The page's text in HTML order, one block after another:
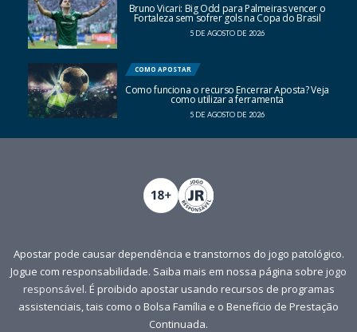
Bruno Vicari: Big Odd para Palmeiras vencer o
Fortaleza sem sofrer gols na Copa do Brasil
5 DE AGOSTO DE 2026
COMO APOSTAR
Como funciona o recurso Encerrar Aposta? Veja
como utilizar a ferramenta
5 DE AGOSTO DE 2026
Apostar pode causar dependência e transtornos do jogo patológico.
Jogue com responsabilidade. Saiba mais em nossa página sobre jogo
responsável. É proibido apostar usando recursos de programas
assistenciais, tais como o Bolsa Família e o Benefício de Prestação
Continuada.